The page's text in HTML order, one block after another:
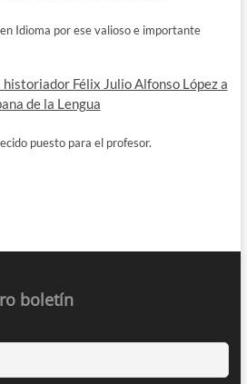
Idioma por ese valioso e importante
historiador Félix Julio Alfonso López a
de la Lengua
puesto para el profesor.
boletín